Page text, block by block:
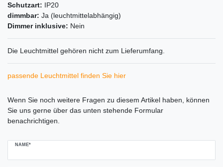
Schutzart: IP20
dimmbar: Ja (leuchtmittelabhängig)
Dimmer inklusive: Nein
Die Leuchtmittel gehören nicht zum Lieferumfang.
passende Leuchtmittel finden Sie hier
Wenn Sie noch weitere Fragen zu diesem Artikel haben, können
Sie uns gerne über das unten stehende Formular
benachrichtigen.
NAME*